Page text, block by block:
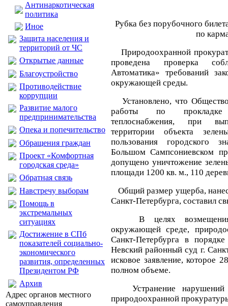
Антинаркотическая
политика
Иное
Защита населения и
территорий от ЧС
Открытые данные
Благоустройство
Противодействие
коррупции
Развитие малого
предпринимательства
Опека и попечительство
Обращения граждан
Проект «Комфортная
городская среда»
Обратная связь
Навстречу выборам
Помощь в
экстремальных
ситуациях
Достижение в СПб
показателей социально-
экономического
развития, определенных
Президентом РФ
Архив
Адрес органов местного
самоуправления
Рубка без порубочного
по
Природоохранной
проведена проверка
Автоматика» требований
окружающей среды.
Установлено, что
работы по
теплоснабжения, при
территории объекта
пользования городского
Большом Сампсониевском
допущено уничтожение
площади 1200 кв. м., 110
Общий размер ущерба,
Санкт-Петербурга, составил
В целях возмещения
окружающей среде,
Санкт-Петербурга в
Невский районный суд г.
исковое заявление, которое
полном объеме.
Устранение нарушений
природоохранной